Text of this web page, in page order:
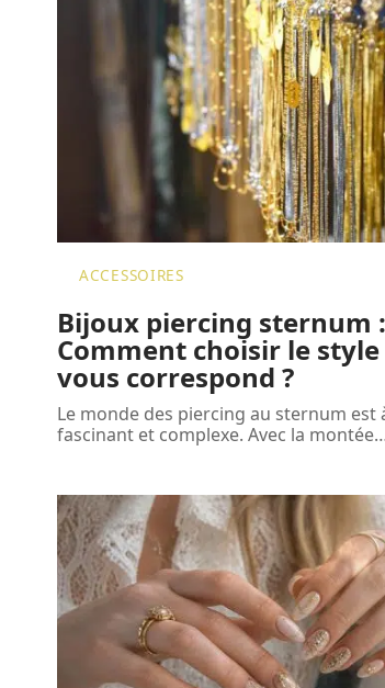
ACCESSOIRES
Bijoux piercing sternum :
Comment choisir le
vous correspond ?
Le monde des piercing au sternum est
fascinant et complexe. Avec la montée